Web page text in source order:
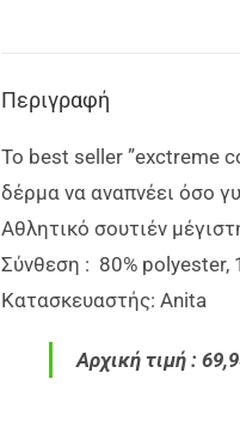
Περιγραφή
Το best seller ”exctreme
δέρμα να αναπνέει όσο
Αθλητικό σουτιέν
Σύνθεση : 80% polyester,
Κατασκευαστής: Anita
Αρχική τιμή :